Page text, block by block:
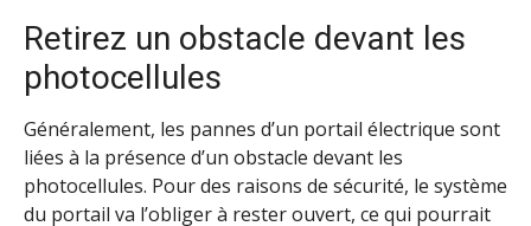
Retirez un obstacle devant les
photocellules
Généralement, les pannes d’un portail électrique sont
liées à la présence d’un obstacle devant les
photocellules. Pour des raisons de sécurité, le système
du portail va l’obliger à rester ouvert, ce qui pourrait